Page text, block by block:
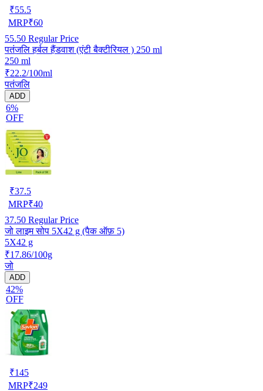
₹55.5
MRP₹60
55.50 Regular Price
पतंजलि हर्बल हैंडवाश (एंटी बैक्टीरियल ) 250 ml
250 ml
₹22.2/100ml
पतंजलि
ADD
6%
OFF
₹37.5
MRP₹40
37.50 Regular Price
जो लाइम सोप 5X42 g (पैक ऑफ़ 5)
5X42 g
₹17.86/100g
जो
ADD
42%
OFF
₹145
MRP₹249